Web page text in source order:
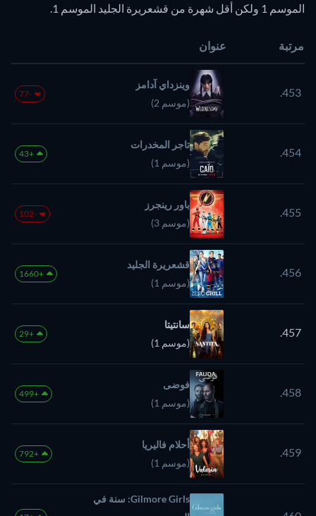
الموسم 1 ولكن أقل شهرة من قشعريرة الجليد الموسم 1.
مرتبة عنوان
453.
وينزداي آدامز
(موسم 2)
-77
454.
تاجر المخدرات
(موسم 1)
+43
455.
باور رينجرز
(موسم 3)
-102
456.
قشعريرة الجليد
(موسم 1)
+1660
457.
سانتيتا
(موسم 1)
+29
458.
فوضى
(موسم 1)
+499
459.
أحلام فاليريا
(موسم 1)
+792
Gilmore Girls: سنة في